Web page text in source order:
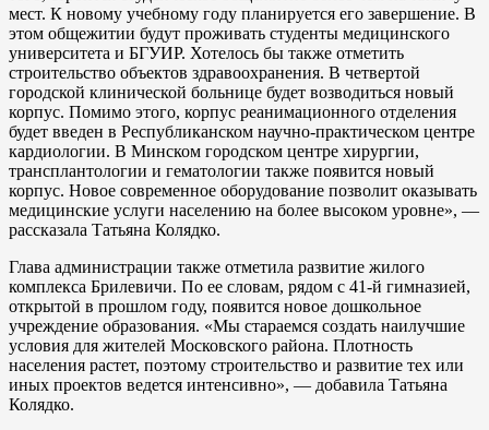
мест. К новому учебному году планируется его завершение. В
этом общежитии будут проживать студенты медицинского
университета и БГУИР. Хотелось бы также отметить
строительство объектов здравоохранения. В четвертой
городской клинической больнице будет возводиться новый
корпус. Помимо этого, корпус реанимационного отделения
будет введен в Республиканском научно-практическом центре
кардиологии. В Минском городском центре хирургии,
трансплантологии и гематологии также появится новый
корпус. Новое современное оборудование позволит оказывать
медицинские услуги населению на более высоком уровне», —
рассказала Татьяна Колядко.
Глава администрации также отметила развитие жилого
комплекса Брилевичи. По ее словам, рядом с 41-й гимназией,
открытой в прошлом году, появится новое дошкольное
учреждение образования. «Мы стараемся создать наилучшие
условия для жителей Московского района. Плотность
населения растет, поэтому строительство и развитие тех или
иных проектов ведется интенсивно», — добавила Татьяна
Колядко.